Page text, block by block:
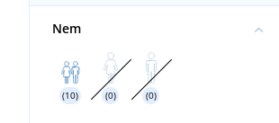
Nem
(10) (0) (0)